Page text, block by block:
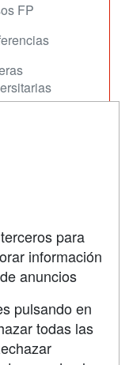
FP
para
información
anuncios
pulsando en
todas las